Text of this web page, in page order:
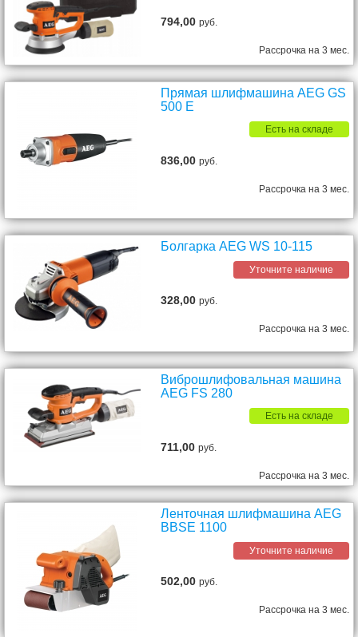
794,00руб.
Рассрочка на 3 мес.
Прямая шлифмашина AEG GS
500 E
Есть на складе
836,00руб.
Рассрочка на 3 мес.
Болгарка AEG WS 10-115
Уточните наличие
328,00руб.
Рассрочка на 3 мес.
Виброшлифовальная машина
AEG FS 280
Есть на складе
711,00руб.
Рассрочка на 3 мес.
Ленточная шлифмашина AEG
BBSE 1100
Уточните наличие
502,00руб.
Рассрочка на 3 мес.